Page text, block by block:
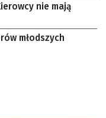
nie mają
młodszych